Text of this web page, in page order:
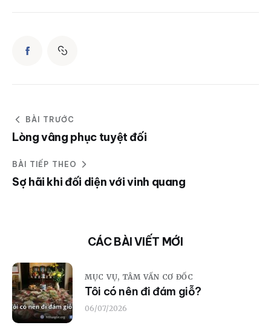
BÀI TRƯỚC
Lòng vâng phục tuyệt đối
BÀI TIẾP THEO
Sợ hãi khi đối diện với vinh quang
CÁC BÀI VIẾT MỚI
MỤC VỤ, TÂM VẤN CƠ ĐỐC
Tôi có nên đi đám giỗ?
06/07/2026